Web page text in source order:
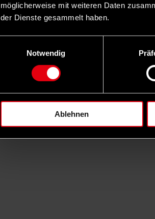
möglicherweise mit weiteren Daten
der Dienste gesammelt haben.
Notwendig
Ablehnen